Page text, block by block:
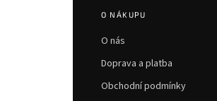
O NÁKUPU
O nás
Doprava a platba
Obchodní podmínky